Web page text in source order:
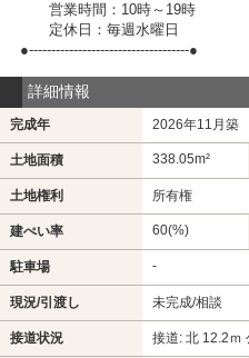
営業時間：10時～19時
定休日：毎週水曜日
●------------------------------------●
詳細情報
完成年 2026年11月築
土地面積 338.05m²
土地権利 所有権
建ぺい率 60(%)
駐車場 -
現況/引渡し 未完成/相談
接道状況 接道: 北 12.2ｍ